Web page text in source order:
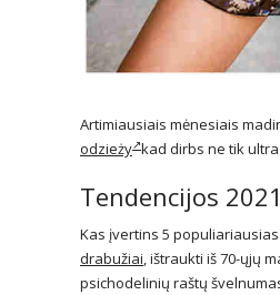
Artimiausiais mėnesiais
odzieży kad dirbs ne tik
Tendencijos
Kas įvertins 5
drabužiai, ištraukti iš 70-ųjų
psichodelinių raštų